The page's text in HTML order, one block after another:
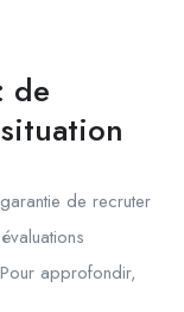
de
de recruter
approfondir,